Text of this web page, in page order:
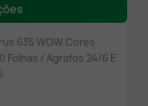
635 WOW Cores
Folhas / Agrafos 24/6 E